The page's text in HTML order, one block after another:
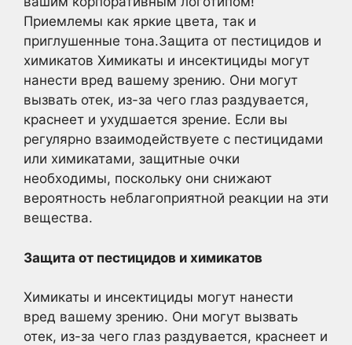
Приемлемы как яркие цвета, так и
приглушенные тона.Защита от пестицидов и
химикатов Химикаты и инсектициды могут
нанести вред вашему зрению. Они могут
вызвать отек, из-за чего глаз раздувается,
краснеет и ухудшается зрение. Если вы
регулярно взаимодействуете с пестицидами
или химикатами, защитные очки
необходимы, поскольку они снижают
вероятность неблагоприятной реакции на эти
вещества.
Защита от пестицидов и химикатов
Химикаты и инсектициды могут нанести
вред вашему зрению. Они могут вызвать
отек, из-за чего глаз раздувается, краснеет и